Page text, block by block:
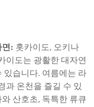
면: 홋카이도, 오키나
이도는 광활한 대자연
있습니다. 여름에는 라
과 온천을 즐길 수 있
산호초, 독특한 류큐